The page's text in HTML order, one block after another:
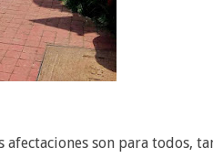
afectaciones son para todos,